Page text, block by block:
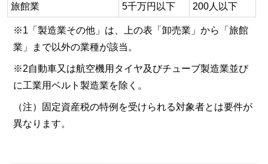
旅館業 5千万円以下 200人以下
※1「製造業その他」は、上の表「卸売業」から「旅館
業」まで以外の業種が該当。
※2自動車又は航空機用タイヤ及びチューブ製造業並び
に工業用ベルト製造業を除く。
（注）固定資産税の特例を受けられる対象者とは要件が
異なります。